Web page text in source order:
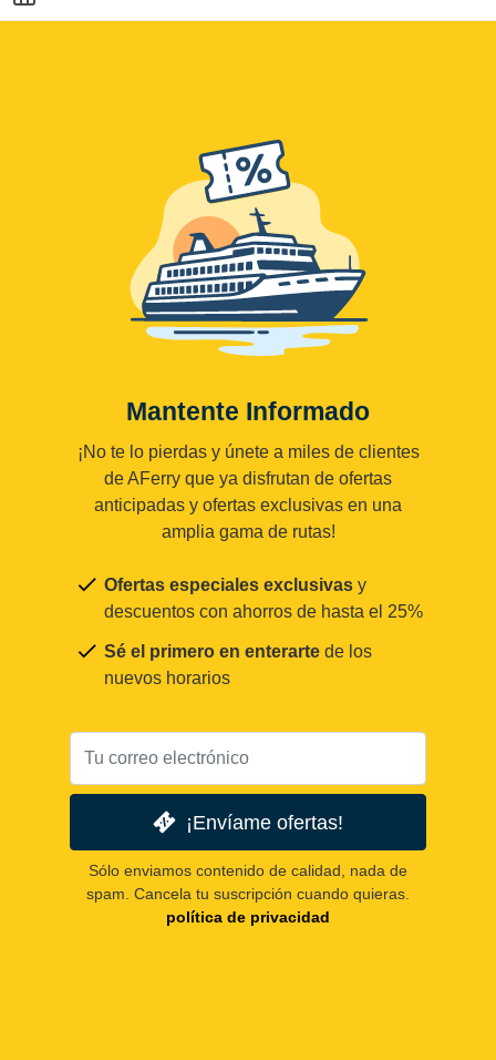
Mantente Informado
¡No te lo pierdas y únete a miles de clientes
de AFerry que ya disfrutan de ofertas
anticipadas y ofertas exclusivas en una
amplia gama de rutas!
Ofertas especiales exclusivas y
descuentos con ahorros de hasta el 25%
Sé el primero en enterarte de los
nuevos horarios
¡Envíame ofertas!
Sólo enviamos contenido de calidad, nada de
spam. Cancela tu suscripción cuando quieras.
política de privacidad